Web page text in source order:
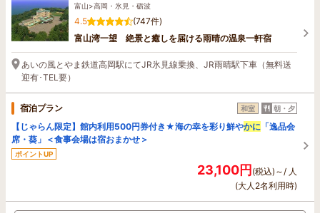
富山>高岡・氷見・砺波
4.5
(747件)
富山湾一望 絶景と癒しを届ける雨晴の温泉一軒宿
あいの風とやま鉄道高岡駅にてJR氷見線乗換、JR雨晴駅下車（無料送
迎有･TEL要）
宿泊プラン 和室 朝・夕
【じゃらん限定】館内利用500円券付き★海の幸を彩り鮮やかに 「逸品会
席・葵」＜食事会場は宿おまかせ＞
ポイントUP
23,100円(税込)～/ 人
(大人2名利用時)